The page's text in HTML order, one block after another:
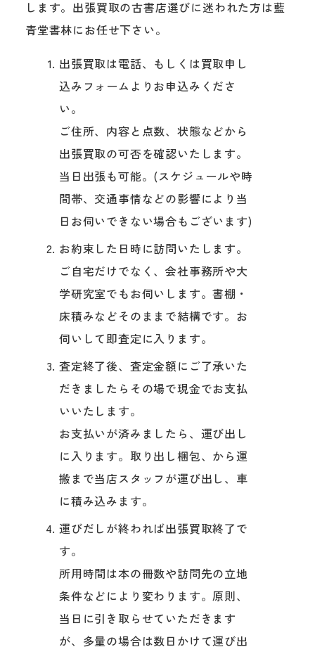
します。出張買取の古書店選びに迷われた方は藍
青堂書林にお任せ下さい。
出張買取は電話、もしくは買取申し
込みフォームよりお申込みくださ
い。
ご住所、内容と点数、状態などから
出張買取の可否を確認いたします。
当日出張も可能。(スケジュールや時
間帯、交通事情などの影響により当
日お伺いできない場合もございます)
お約束した日時に訪問いたします。
ご自宅だけでなく、会社事務所や大
学研究室でもお伺いします。書棚・
床積みなどそのままで結構です。お
伺いして即査定に入ります。
査定終了後、査定金額にご了承いた
だきましたらその場で現金でお支払
いいたします。
お支払いが済みましたら、運び出し
に入ります。取り出し梱包、から運
搬まで当店スタッフが運び出し、車
に積み込みます。
運びだしが終われば出張買取終了で
す。
所用時間は本の冊数や訪問先の立地
条件などにより変わります。原則、
当日に引き取らせていただきます
が、多量の場合は数日かけて運び出